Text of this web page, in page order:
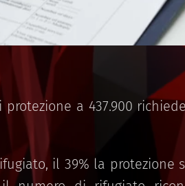
a 437.900
il 39% la protezione